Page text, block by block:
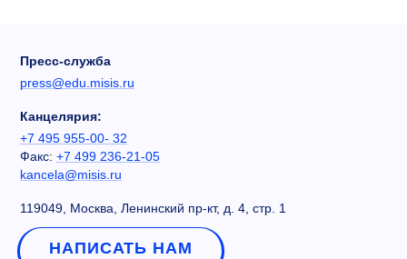
Пресс-служба
press@edu.misis.ru
Канцелярия:
+7 495 955-00- 32
Факс: +7 499 236-21-05
kancela@misis.ru
119049, Москва, Ленинский пр-кт, д. 4, стр. 1
НАПИСАТЬ НАМ